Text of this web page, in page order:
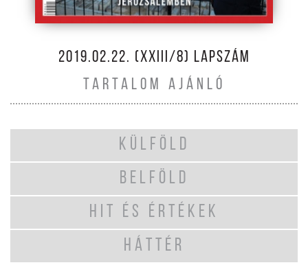
2019.02.22. (XXIII/8) LAPSZÁM
TARTALOM AJÁNLÓ
KÜLFÖLD
BELFÖLD
HIT ÉS ÉRTÉKEK
HÁTTÉR